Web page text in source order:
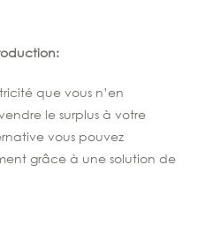
que vous n’en
le surplus à votre
vous pouvez
grâce à une solution de